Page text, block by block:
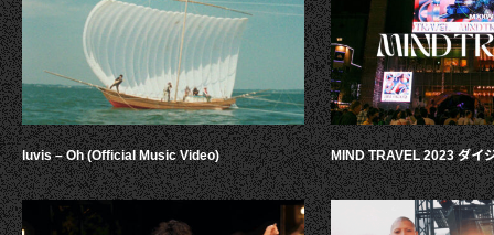
luvis – Oh (Official Music Video) MIND TRAVEL 2023 ダイ